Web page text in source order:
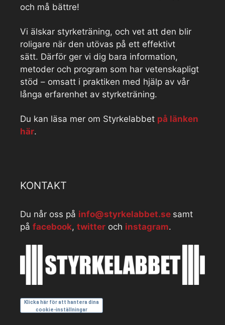
och må bättre!
Vi älskar styrketräning, och vet att den blir
roligare när den utövas på ett effektivt
sätt. Därför ger vi dig bara information,
metoder och program som har vetenskapligt
stöd – omsatt i praktiken med hjälp av vår
långa erfarenhet av styrketräning.
Du kan läsa mer om Styrkelabbet på länken
här.
KONTAKT
Du når oss på info@styrkelabbet.se samt
på facebook, twitter och instagram.
Klicka här för att hantera dina
cookie-inställningar